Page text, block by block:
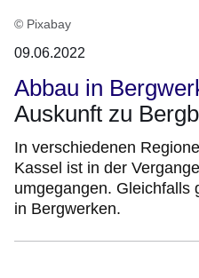
© Pixabay
09.06.2022
Abbau in
Auskunft zu
In verschiedenen
Kassel ist in der
umgegangen. Gleichfalls
in Bergwerken.